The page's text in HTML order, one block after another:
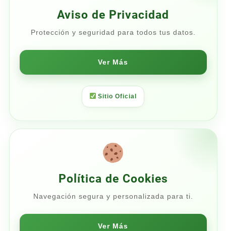
Aviso de Privacidad
Protección y seguridad para todos tus datos.
Ver Más
Sitio Oficial
Política de Cookies
Navegación segura y personalizada para ti.
Ver Más